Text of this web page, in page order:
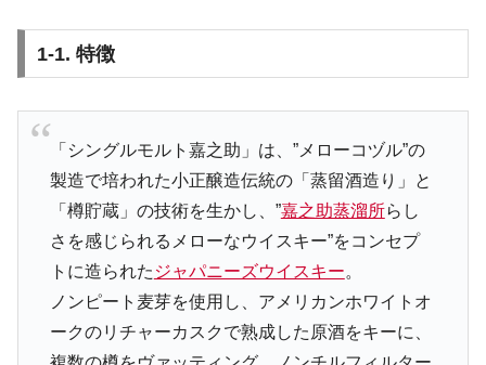
1-1. 特徴
「シングルモルト嘉之助」は、”メローコヅル”の
製造で培われた小正醸造伝統の「蒸留酒造り」と
「樽貯蔵」の技術を生かし、”嘉之助蒸溜所らし
さを感じられるメローなウイスキー”をコンセプ
トに造られた ジャパニーズウイスキー。
ノンピート麦芽を使用し、アメリカンホワイトオ
ークのリチャーカスクで熟成した原酒をキーに、